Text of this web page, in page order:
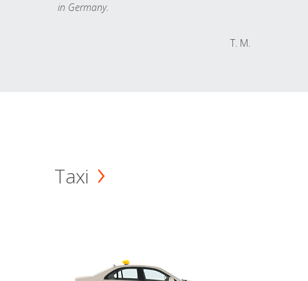
in Germany.
T. M.
Taxi